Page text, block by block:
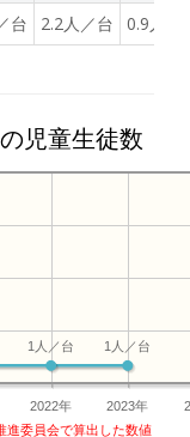
。校舎の真ん中に位
家庭科室からの出火
ができました。自分
自分で守ること、
しも」の確認をしま
、読む速さ、間違え
うに朗読することを
ました。６年生は、
トブックに基づい
台 2.2人／台 0.9人／
児童生徒数
2022年 2023年
1人／台
1人／台
委員会で算出した数値